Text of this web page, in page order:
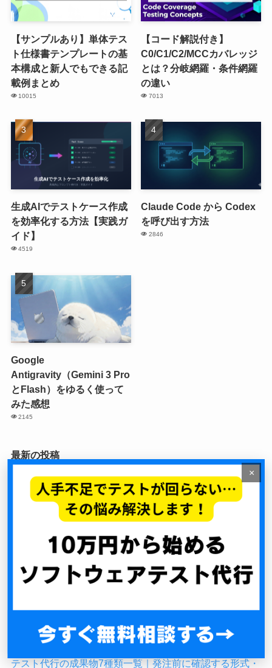
【サンプルあり】単体テス
ト仕様書テンプレートの基
本構成と新人でもできる記
載例まとめ
10015
【コード解説付き】
C0/C1/C2/MCCカバレッジ
とは？分岐網羅・条件網羅
の違い
7013
生成AIでテストケース作成
を効率化する方法【実践ガ
イド】
4519
Claude Code から Codex
を呼び出す方法
2846
Google
Antigravity（Gemini 3 Pro
とFlash）をゆるく使って
みた感想
2145
最新の投稿
テスト環境が用意できない｜毎回詰まる構造とPMの一手
テスト代行の情報セキュリティ対策｜発注前に確認すべ
き7つの重要項目
テスト代行の成果物7種類一覧｜発注前に確認する形式・
×